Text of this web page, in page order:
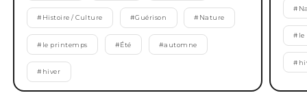
# Histoire / Culture #Guérison # Nature
# le printemps #Été #automne
# hiver
#
#
#